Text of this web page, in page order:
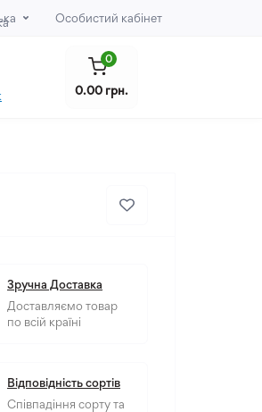
Особистий кабінет
0
0.00 грн.
Зручна Доставка
Доставляємо товар
по всій країні
Відповідність сортів
Співпадіння сорту та